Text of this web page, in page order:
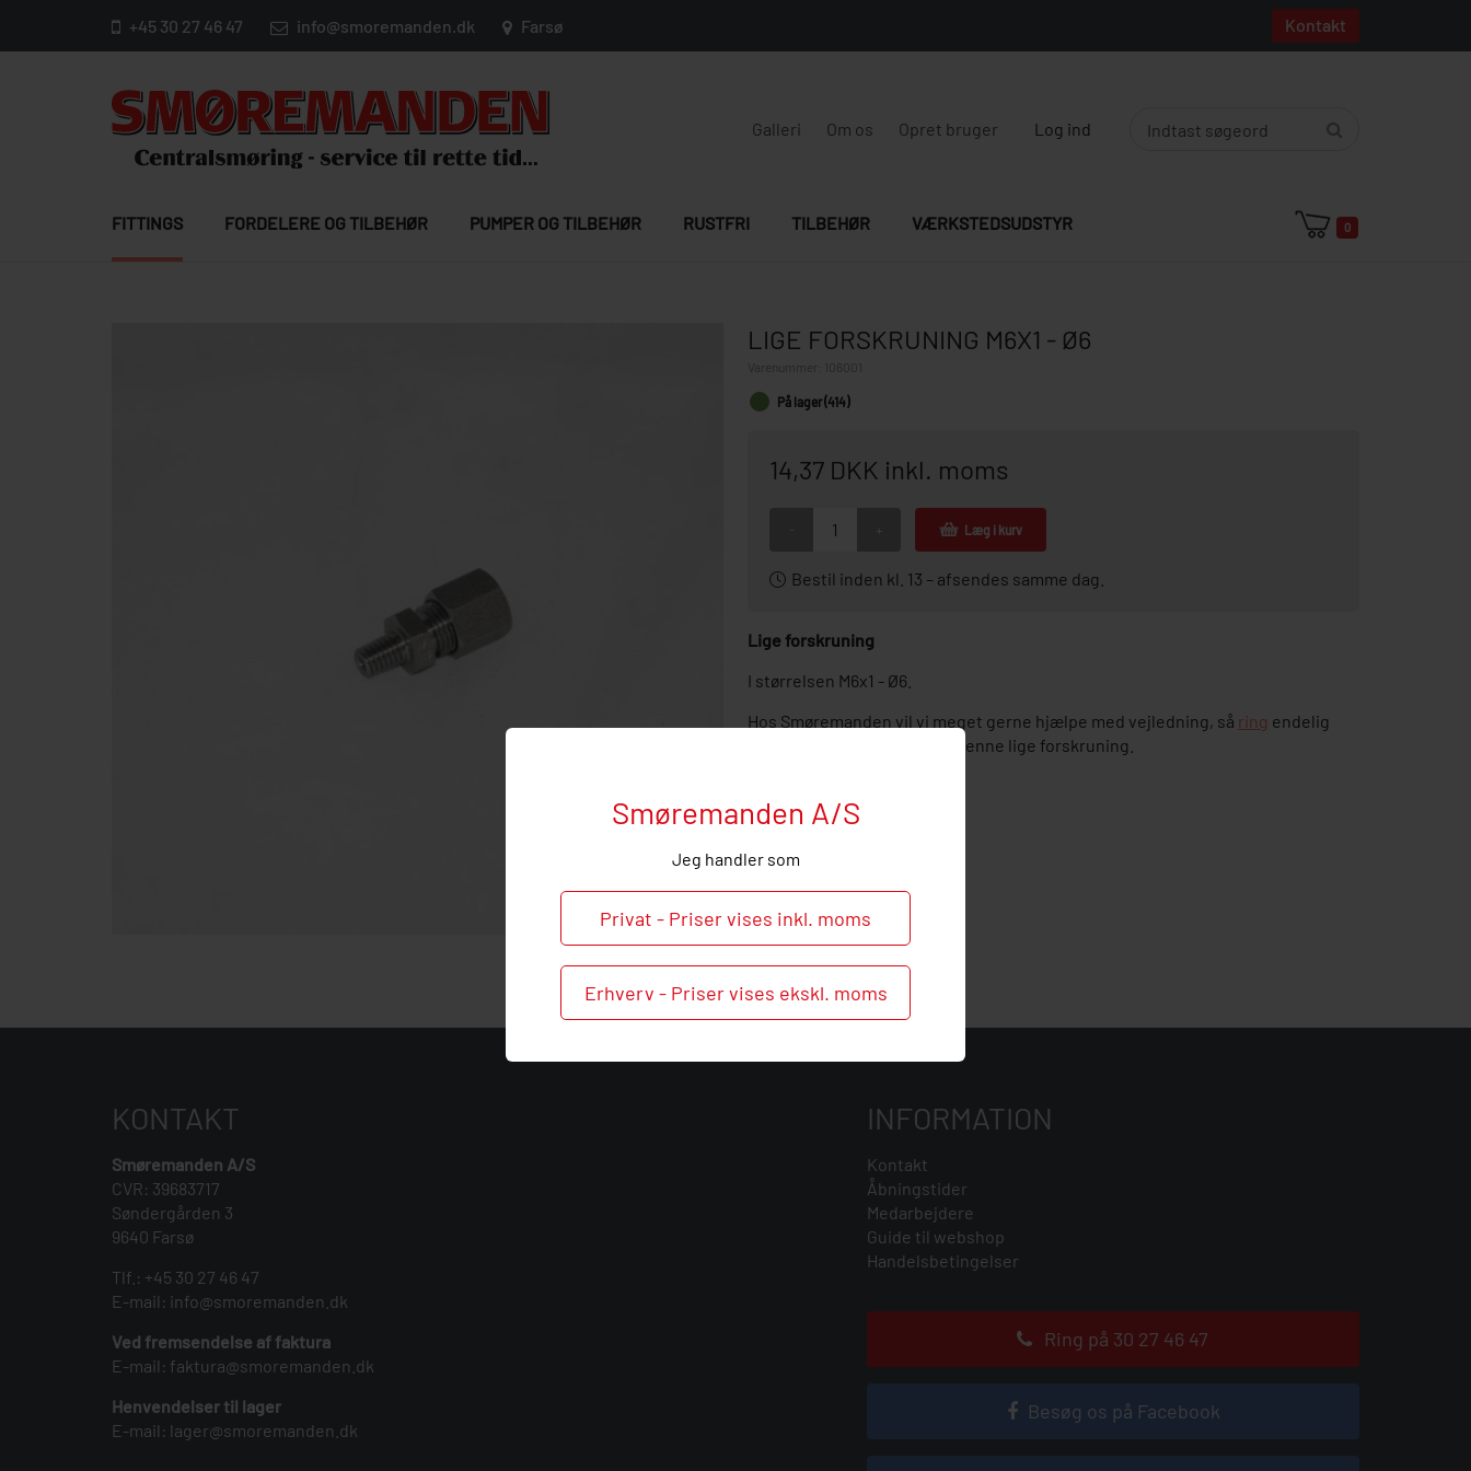
Smøremanden A/S
Jeg handler som
Privat - Priser vises inkl. moms
Erhverv - Priser vises ekskl. moms
+45 30 27 46 47 info@smoremanden.dk Farsø Kontakt
Galleri Om os Opret bruger Log ind
FITTINGS FORDELERE OG TILBEHØR PUMPER OG TILBEHØR RUSTFRI TILBEHØR VÆRKSTEDSUDSTYR 0
LIGE FORSKRUNING M6X1 - Ø6
106001
På lager (414)
14,37 DKK inkl. moms
Læg i kurv
Bestil inden kl. 13 – afsendes samme dag.
Lige forskruning
I størrelsen M6x1 - Ø6.
Hos Smøremanden vil vi meget gerne hjælpe med vejledning, så ring endelig
ved behov og spørgsmål til denne lige forskruning.
KONTAKT
Smøremanden A/S
CVR: 39683717
Søndergården 3
9640 Farsø
Tlf.: +45 30 27 46 47
E-mail: info@smoremanden.dk
Ved fremsendelse af faktura
E-mail: faktura@smoremanden.dk
Henvendelser til lager
E-mail: lager@smoremanden.dk
INFORMATION
Kontakt
Åbningstider
Medarbejdere
Guide til webshop
Handelsbetingelser
Ring på 30 27 46 47
Besøg os på Facebook